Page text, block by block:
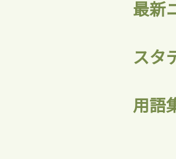
最新
スタ
用語